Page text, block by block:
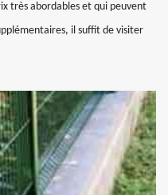
très abordables et qui peuvent
il suffit de visiter